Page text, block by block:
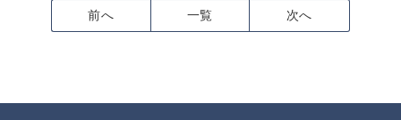
前へ 一覧 次へ